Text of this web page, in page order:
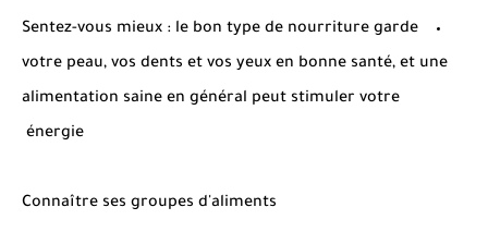
Sentez-vous mieux : le bon type de nourriture garde
votre peau, vos dents et vos yeux en bonne santé, et une
alimentation saine en général peut stimuler votre
énergie
Connaître ses groupes d'aliments